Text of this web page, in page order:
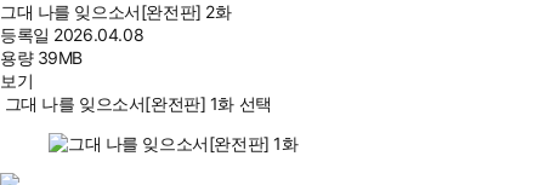
그대 나를 잊으소서[완전판] 2화
등록일 2026.04.08
용량 39MB
보기
그대 나를 잊으소서[완전판] 1화 선택